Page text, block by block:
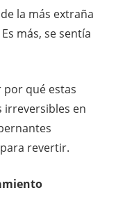
la más extraña
más, se sentía
por qué estas
irreversibles en
revertir.